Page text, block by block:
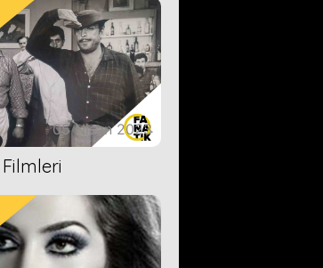
05 Nisan 2023